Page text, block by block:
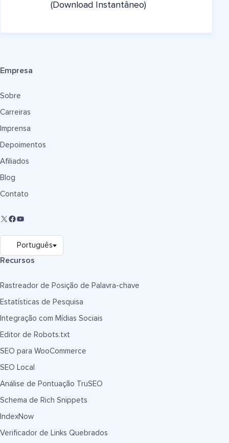
(Download Instantâneo)
Empresa
Sobre
Carreiras
Imprensa
Depoimentos
Afiliados
Blog
Contato
Recursos
Rastreador de Posição de Palavra-chave
Estatísticas de Pesquisa
Integração com Mídias Sociais
Editor de Robots.txt
SEO para WooCommerce
SEO Local
Análise de Pontuação TruSEO
Schema de Rich Snippets
IndexNow
Verificador de Links Quebrados